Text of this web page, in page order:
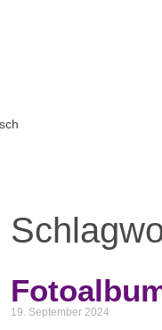
19. September 2024